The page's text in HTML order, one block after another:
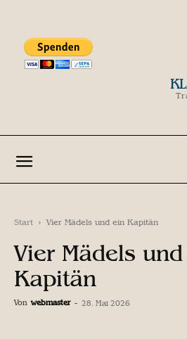
Start Vier Mädels und ein Kapitän
Vier Mädels
Kapitän
Von webmaster - 28. Mai 2026